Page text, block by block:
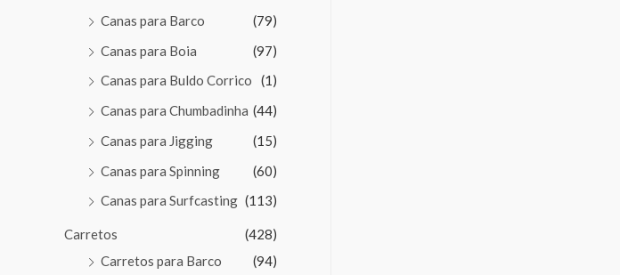
Canas para Barco
(79)
Canas para Boia
(97)
Canas para Buldo Corrico
(1)
Canas para Chumbadinha (44)
Canas para Jigging
(15)
Canas para Spinning
(60)
Canas para Surfcasting (113)
Carretos
(428)
Carretos para Barco
(94)